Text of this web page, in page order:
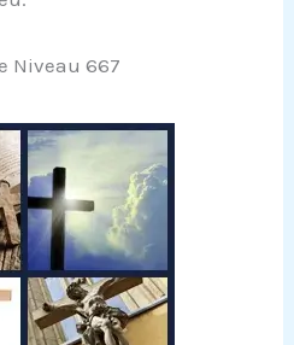
Niveau 667